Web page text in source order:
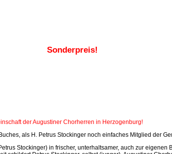
Sonderpreis!
der Augustiner Chorherren in Herzogenburg!
als H. Petrus Stockinger noch einfaches Mitglied der
Stockinger) in frischer, unterhaltsamer, auch zur eigenen